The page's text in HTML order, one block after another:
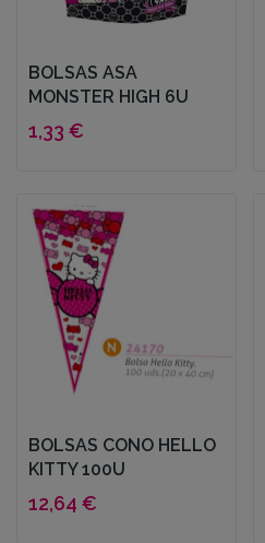
BOLSAS ASA
MONSTER HIGH 6U
1,33 €
BOLSAS CONO HELLO
KITTY 100U
12,64 €